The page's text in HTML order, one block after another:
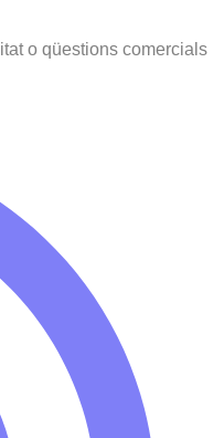
o qüestions comercials